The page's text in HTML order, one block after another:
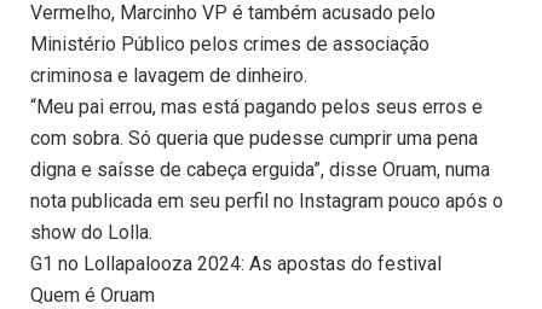
Vermelho, Marcinho VP é também acusado pelo
Ministério Público pelos crimes de associação
criminosa e lavagem de dinheiro.
“Meu pai errou, mas está pagando pelos seus erros e
com sobra. Só queria que pudesse cumprir uma pena
digna e saísse de cabeça erguida”, disse Oruam, numa
nota publicada em seu perfil no Instagram pouco após o
show do Lolla.
G1 no Lollapalooza 2024: As apostas do festival
Quem é Oruam